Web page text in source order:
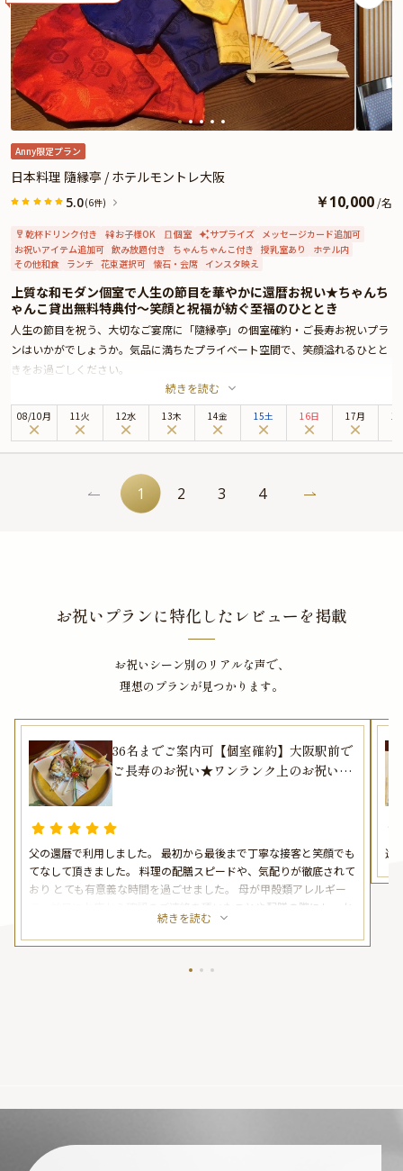
☆本プランでは、有料オプションで、サプライズにぴったりな花束・ギフト・
カスタマイズ可能なメッセージカードなどをお付けすることが出来ます。詳し
くは本ページ中段の「お祝いアイテム」の欄をご覧ください。
Anny限定プラン
日本料理 隨縁亭 / ホテルモントレ大阪
5.0(6件) ￥10,000 /名
乾杯ドリンク付き お子様OK 個室 サプライズ メッセージカード追加可
お祝いアイテム追加可 飲み放題付き ちゃんちゃんこ付き 授乳室あり
ホテル内
その他和食 ランチ 花束選択可 懐石・会席 インスタ映え
上質な和モダン個室で人生の節目を華やかに還暦お祝い★ちゃんち
ゃんこ貸出無料特典付〜笑顔と祝福が紡ぐ至福のひととき
人生の節目を祝う、大切なご宴席に「隨縁亭」の個室確約・ご長寿お祝いプラ
ンはいかがでしょうか。気品に満ちたプライベート空間で、笑顔溢れるひとと
きをお過ごしください。
「隨縁亭」は、大阪駅から西口より徒歩3分、ホテルモントレ大阪8階に位置す
る日本料理店。アクセス抜群な立地は、幅広い世代が集う場としても安心して
お選びいただけます。
お好きなものをお楽しみください。料理長のこだわりが詰まった逸品は目にも
美しく、祝宴に相応しい、贅沢な美食体験になることでしょう。
「隨縁亭」のご長寿お祝いプランでは、オプションとして、ホテル内写真室で
の記念撮影を承っております。また、Anny限定のギフトや花束、メッセージカ
ザートタイムにご予約主様にお渡し致しますので、サプライズ演出にお役立て
ください。とっておきのお祝いシーンを心を込めてお手伝いさせていただきま
続きを読む
08/10月 11火 12水 13木 14金 15土 16日 17月
1 2 3 4
お祝いプランに特化したレビューを掲載
お祝いシーン別のリアルな声で、
理想のプランが見つかります。
36名までご案内可【個室確約】大阪駅前で
ご長寿のお祝い★ワンランク上のお祝い会
父の還暦で利用しました。 最初から最後まで丁寧な接客と笑顔でも
てなして頂きました。 料理の配膳スピードや、気配りが徹底されて
おり とても有意義な時間を過ごせました。 母が甲殻類アレルギー
で、前日にお店から確認のご連絡を頂いたことや配膳の際にしっか
り確認して並べていただいたこともあり、安心して頂くことが出来
ました。 代替の料理もとても美味しいと言っており 特に赤飯が絶品
続きを読む
還